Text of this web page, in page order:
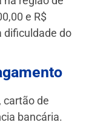
e R$
dificuldade do
cartão de
bancária.